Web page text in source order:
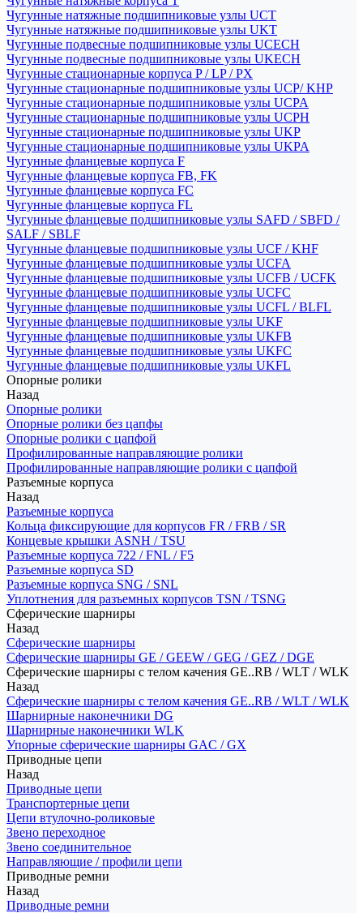
Чугунные натяжные подшипниковые узлы UCT
Чугунные натяжные подшипниковые узлы UKT
Чугунные подвесные подшипниковые узлы UCECH
Чугунные подвесные подшипниковые узлы UKECH
Чугунные стационарные корпуса P / LP / PX
Чугунные стационарные подшипниковые узлы UCP/ KHP
Чугунные стационарные подшипниковые узлы UCPA
Чугунные стационарные подшипниковые узлы UCPH
Чугунные стационарные подшипниковые узлы UKP
Чугунные стационарные подшипниковые узлы UKPA
Чугунные фланцевые корпуса F
Чугунные фланцевые корпуса FB, FK
Чугунные фланцевые корпуса FC
Чугунные фланцевые корпуса FL
Чугунные фланцевые подшипниковые узлы SAFD / SBFD /
SALF / SBLF
Чугунные фланцевые подшипниковые узлы UCF / KHF
Чугунные фланцевые подшипниковые узлы UCFA
Чугунные фланцевые подшипниковые узлы UCFB / UCFK
Чугунные фланцевые подшипниковые узлы UCFC
Чугунные фланцевые подшипниковые узлы UCFL / BLFL
Чугунные фланцевые подшипниковые узлы UKF
Чугунные фланцевые подшипниковые узлы UKFB
Чугунные фланцевые подшипниковые узлы UKFC
Чугунные фланцевые подшипниковые узлы UKFL
Опорные ролики
Назад
Опорные ролики
Опорные ролики без цапфы
Опорные ролики с цапфой
Профилированные направляющие ролики
Профилированные направляющие ролики с цапфой
Разъемные корпуса
Назад
Разъемные корпуса
Кольца фиксирующие для корпусов FR / FRB / SR
Концевые крышки ASNH / TSU
Разъемные корпуса 722 / FNL / F5
Разъемные корпуса SD
Разъемные корпуса SNG / SNL
Уплотнения для разъемных корпусов TSN / TSNG
Сферические шарниры
Назад
Сферические шарниры
Сферические шарниры GE / GEEW / GEG / GEZ / DGE
Сферические шарниры с телом качения GE..RB / WLT / WLK
Назад
Сферические шарниры с телом качения GE..RB / WLT / WLK
Шарнирные наконечники DG
Шарнирные наконечники WLK
Упорные сферические шарниры GAC / GX
Приводные цепи
Назад
Приводные цепи
Транспортерные цепи
Цепи втулочно-роликовые
Звено переходное
Звено соединительное
Направляющие / профили цепи
Приводные ремни
Назад
Приводные ремни